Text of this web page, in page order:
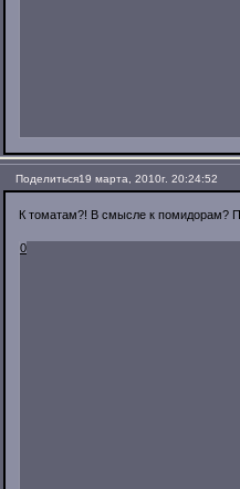
Поделиться19 марта, 2010г. 20:24:52
К томатам?! В смысле к помидорам?
0